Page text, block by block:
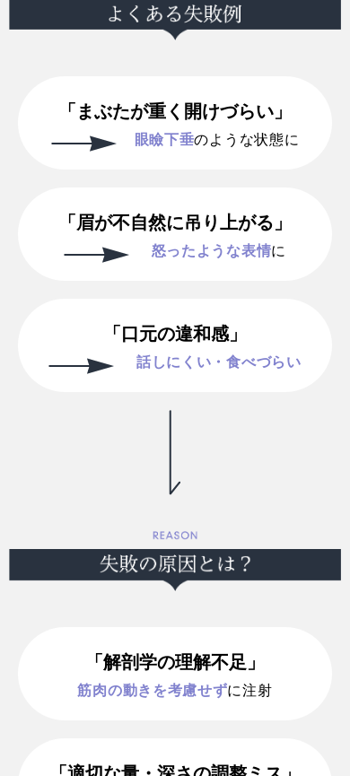
「まぶたが重く開けづらい」
眼瞼下垂のような状態に
「眉が不自然に吊り上がる」
怒ったような表情に
「口元の違和感」
話しにくい・食べづらい
「解剖学の理解不足」
筋肉の動きを考慮せずに注射